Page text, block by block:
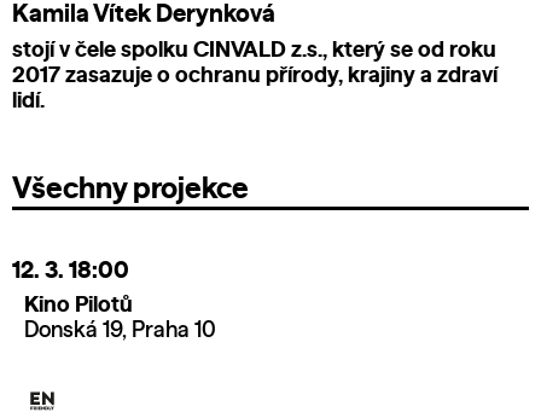
Kamila Vítek Derynková
stojí v čele spolku CINVALD z.s., který se od roku
2017 zasazuje o ochranu přírody, krajiny a zdraví
lidí.
Všechny projekce
12. 3. 18:00
Kino Pilotů
Donská 19, Praha 10